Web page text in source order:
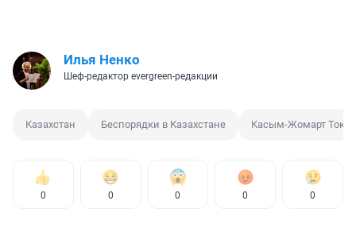
Илья Ненко
Шеф-редактор evergreen-редакции
Казахстан Беспорядки в Казахстане Касым-Жомарт
0 0 0 0 0